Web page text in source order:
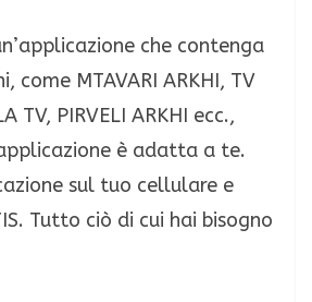
che contenga
come MTAVARI ARKHI, TV
TV, PIRVELI ARKHI ecc.,
è adatta a te.
sul tuo cellulare e
Tutto ciò di cui hai bisogno